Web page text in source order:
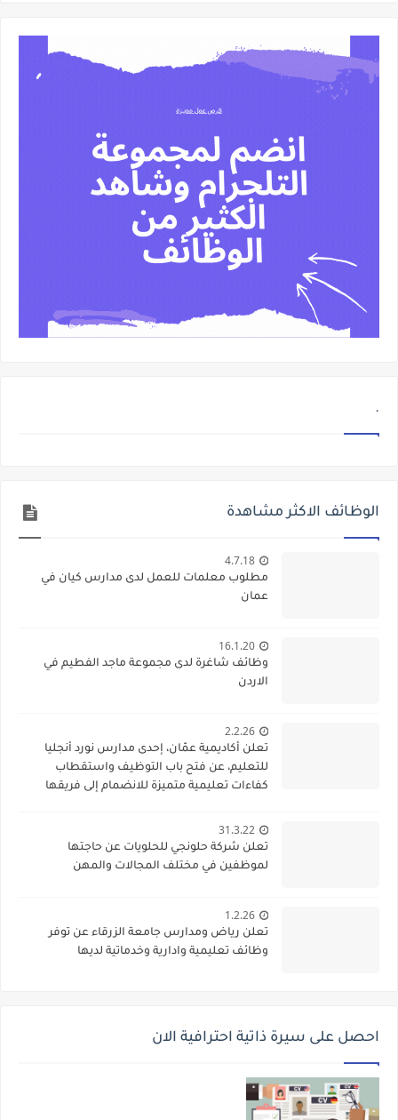
.
الوظائف الاكثر مشاهدة
4.7.18
مطلوب معلمات للعمل لدى مدارس كيان في
عمان
16.1.20
وظائف شاغرة لدى مجموعة ماجد الفطيم في
الاردن
2.2.26
تعلن أكاديمية عمّان، إحدى مدارس نورد أنجليا
للتعليم، عن فتح باب التوظيف واستقطاب
كفاءات تعليمية متميزة للانضمام إلى فريقها
31.3.22
تعلن شركة حلونجي للحلويات عن حاجتها
لموظفين في مختلف المجالات والمهن
1.2.26
تعلن رياض ومدارس جامعة الزرقاء عن توفر
وظائف تعليمية وادارية وخدماتية لديها
احصل على سيرة ذاتية احترافية الان